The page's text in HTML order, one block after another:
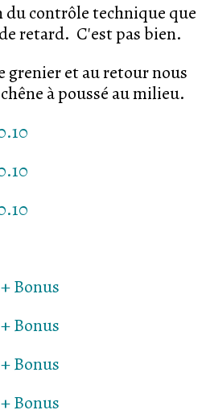
du contrôle technique que
retard. C'est pas bien.
et au retour nous
à poussé au milieu.